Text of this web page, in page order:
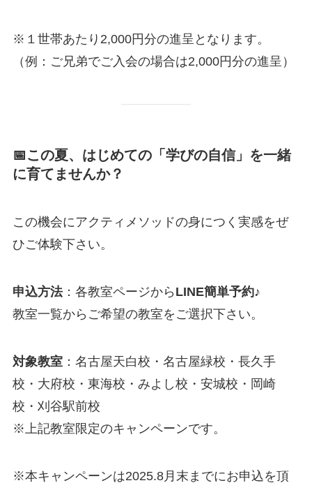
※１世帯あたり2,000円分の進呈となります。
（例：ご兄弟でご入会の場合は2,000円分の進呈）
📅この夏、はじめての「学びの自信」を一緒
に育てませんか？
この機会にアクティメソッドの身につく実感をぜ
ひご体験下さい。
申込方法：各教室ページから LINE簡単予約♪
教室一覧からご希望の教室をご選択下さい。
対象教室：名古屋天白校・名古屋緑校・長久手
校・大府校・東海校・みよし校・安城校・岡崎
校・刈谷駅前校
※上記教室限定のキャンペーンです。
※本キャンペーンは2025.8月末までにお申込を頂